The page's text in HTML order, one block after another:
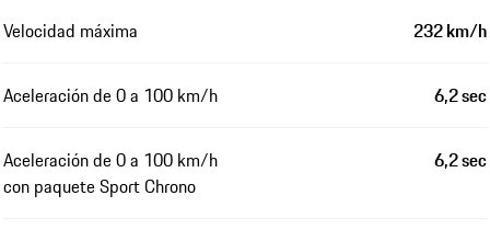
Velocidad máxima 232 km/h
Aceleración de 0 a 100 km/h 6,2 sec
Aceleración de 0 a 100 km/h
con paquete Sport Chrono
6,2 sec